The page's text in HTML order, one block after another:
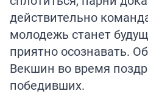
действительно
молодежь станет
приятно осознавать.
Векшин во время
победивших.